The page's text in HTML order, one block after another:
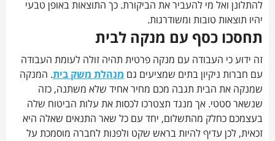
להתלונן ואל מי להעביר את הביקורת. כך התוצאות באופן טבעי
יהיו תוצאות טובות ומשודרגות.
תחסכו כסף עם מנקה לבית
זה ידוע כי העבודה עם מנקה פרטית תהיה זולה לעומת העבודה
עם חברות ניקיון בתים שמציעים גם מנהלת משק בית. המנקה
שמנקה את הבית תגבה מכם מחיר אחיד שלא משתנה, כזה
שנשאר סטטי. אך מנגד תצטרכו לכסות את עלות הביטוח שלה
בעצמכם כחלק מהתשלום, יחד עם כל שאר התנאים שאלה היא
זכאית, לכן עדיף להיות בראש שקט ולפנות לחברה מוסמכת על